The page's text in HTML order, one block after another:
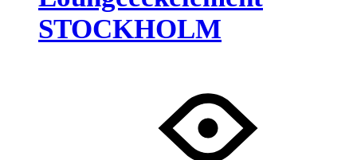
STOCKHOLM